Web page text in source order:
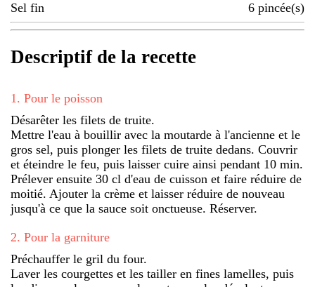
Sel fin 6 pincée(s)
Descriptif de la recette
1 . Pour le poisson
Désarêter les filets de truite.
Mettre l'eau à bouillir avec la moutarde à l'ancienne et le
gros sel, puis plonger les filets de truite dedans. Couvrir
et éteindre le feu, puis laisser cuire ainsi pendant 10 min.
Prélever ensuite 30 cl d'eau de cuisson et faire réduire de
moitié. Ajouter la crème et laisser réduire de nouveau
jusqu'à ce que la sauce soit onctueuse. Réserver.
2. Pour la garniture
Préchauffer le gril du four.
Laver les courgettes et les tailler en fines lamelles, puis